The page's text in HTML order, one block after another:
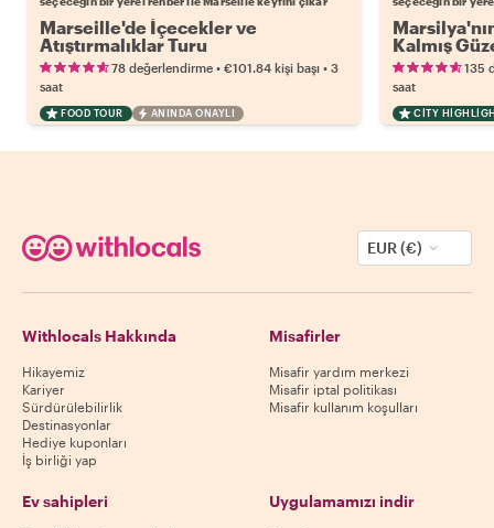
Marseille'de İçecekler ve
Atıştırmalıklar Turu
78 değerlendirme • €101.84 kişi başı • 3
saat
FOOD TOUR ANINDA ONAYLI
Kalmış
135
saat
CITY
EUR (€)
Withlocals Hakkında
Hikayemiz
Kariyer
Sürdürülebilirlik
Destinasyonlar
Hediye kuponları
İş birliği yap
Misafirler
Misafir yardım merkezi
Misafir iptal politikası
Misafir kullanım koşulları
Ev sahipleri Uygulamamızı indir